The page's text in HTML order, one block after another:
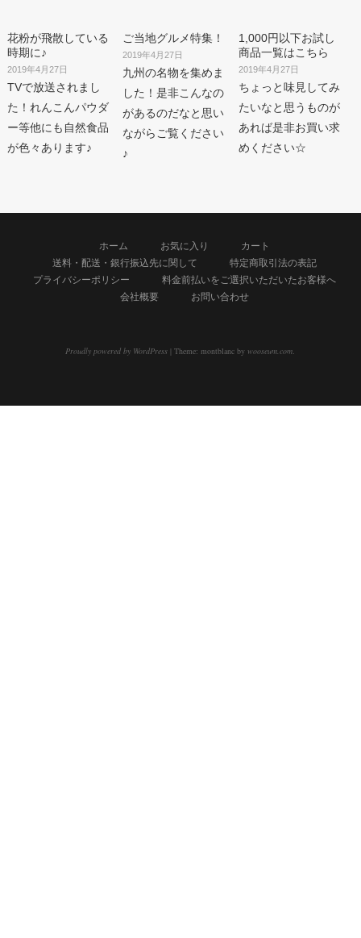
花粉が飛散している
時期に♪
2019年4月27日
TVで放送されまし
た！れんこんパウダ
ー等他にも自然食品
が色々あります♪
ご当地グルメ特集！
2019年4月27日
九州の名物を集めま
した！是非こんなの
があるのだなと思い
ながらご覧ください
♪
1,000円以下お試し
商品一覧はこちら
2019年4月27日
ちょっと味見してみ
たいなと思うものが
あれば是非お買い求
めください☆
ホーム お気に入り
カート
送料・配送・銀行振込先に関して
特定商取引法の表記
プライバシーポリシー
料金前払いをご選択いただいたお客様へ
会社概要
お問い合わせ
Proudly powered by WordPress |Theme: montblanc by wooseum.com.